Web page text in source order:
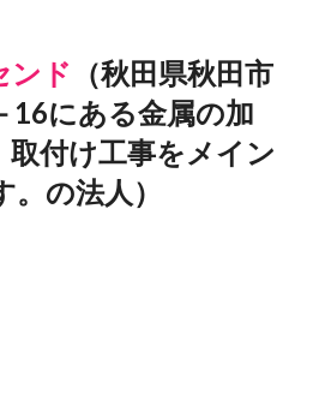
ンド
（秋田県秋田市
16にある金属の加
取付け工事をメイン
の法人）